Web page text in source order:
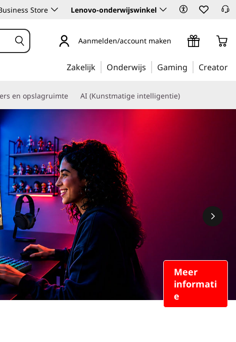
Store Lenovo-onderwijswinkel
Aanmelden/account maken
Zakelijk Onderwijs Gaming Creator
en opslagruimte AI (Kunstmatige intelligentie)
Meer
informati
e